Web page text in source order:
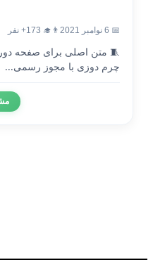
📅 6 نوامبر 2021 👨‍🎓 173+ نفر
🧵 متن اصلی برای صفحه
چرم دوزی با مجوز رسمی...